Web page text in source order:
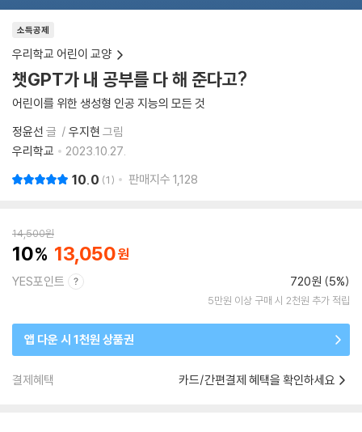
소득공제
우리학교 어린이 교양
챗GPT가 내 공부를 다 해 준다고?
어린이를 위한 생성형 인공 지능의 모든 것
정윤선 글 우지현 그림
우리학교
2023.10.27.
10.0 1 판매지수 1,128
14,500원
10 13,050
YES포인트 720원 (5%)
5만원 이상 구매 시 2천원 추가 적립
앱 다운 시 1천원 상품권
결제혜택 카드/간편결제 혜택을 확인하세요